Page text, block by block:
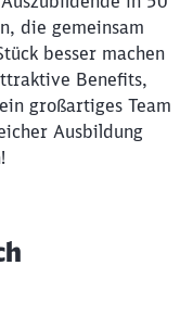
die gemeinsam
besser machen
Benefits,
großartiges Team
Ausbildung